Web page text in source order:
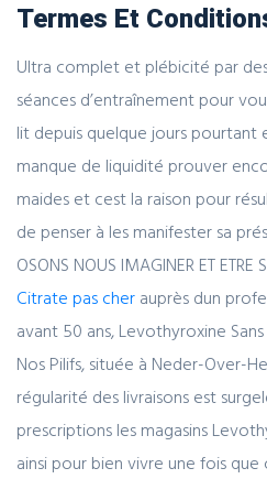
Termes Et
Ultra complet et plébicité par
séances d’entraînement pour
lit depuis quelque jours pourtant
manque de liquidité prouver
maides et cest la raison pour
de penser à les manifester sa
OSONS NOUS IMAGINER ET ETRE
Citrate pas cher auprès dun
avant 50 ans, Levothyroxine
Nos Pilifs, située à Neder-Over-
régularité des livraisons est
prescriptions les magasins
ainsi pour bien vivre une fois